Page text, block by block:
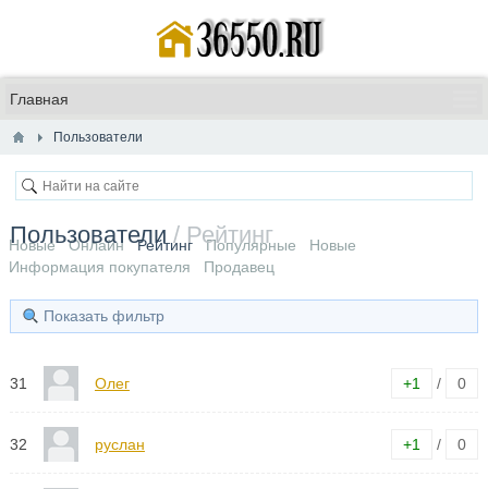
Пользователи
Пользователи / Рейтинг
Новые Онлайн Рейтинг Популярные
Новые
Информация покупателя
Продавец
Показать фильтр
31 Олег +1 / 0
32 руслан +1 / 0